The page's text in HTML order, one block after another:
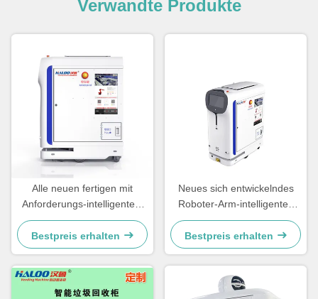
Verwandte Produkte
Alle neuen fertigen mit
Anforderungs-intelligentem
intelligentem Automaten mit
Touch Screen Soem
besonders an
Bestpreis erhalten
Neues sich entwickelndes
Roboter-Arm-intelligentes
Automaten-Touch Screen
Soem-ODM
Bestpreis erhalten